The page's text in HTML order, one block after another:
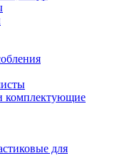
комплектующие
для